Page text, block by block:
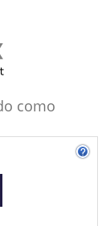
como